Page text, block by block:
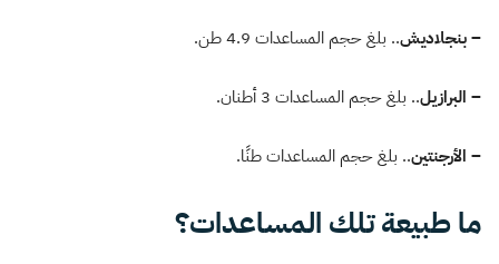
– بنجلاديش.. بلغ حجم المساعدات 4.9 طن.
– البرازيل.. بلغ حجم المساعدات 3 أطنان.
– الأرجنتين.. بلغ حجم المساعدات طنًا.
ما طبيعة تلك المساعدات؟